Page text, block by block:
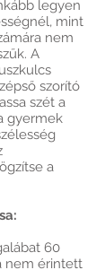
legyen
mint
nem
A
szorító
szét a
gyermek
a
60
nem érintett